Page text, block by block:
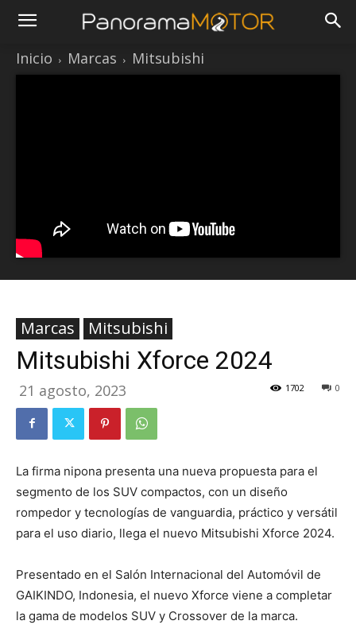
Inicio Marcas Mitsubishi
Marcas Mitsubishi
Mitsubishi Xforce 2024
21 agosto, 2023 0
1702
La firma nipona presenta una nueva propuesta para el
segmento de los SUV compactos, con un diseño
rompedor y tecnologías de vanguardia, práctico y versátil
para el uso diario, llega el nuevo Mitsubishi Xforce 2024.
Presentado en el Salón Internacional del Automóvil de
GAIKINDO, Indonesia, el nuevo Xforce viene a completar
la gama de modelos SUV y Crossover de la marca.